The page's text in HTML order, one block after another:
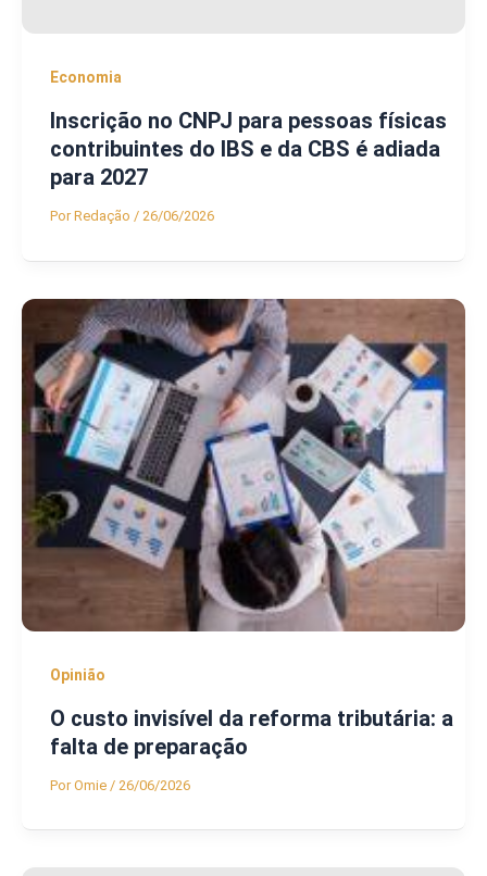
Economia
Inscrição no CNPJ para pessoas físicas
contribuintes do IBS e da CBS é adiada
para 2027
PorRedação / 26/06/2026
Opinião
O custo invisível da reforma tributária: a
falta de preparação
PorOmie / 26/06/2026